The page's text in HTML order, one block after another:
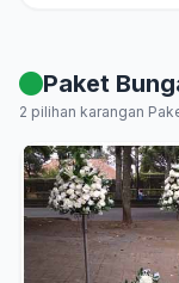
Paket
2 pilihan karangan